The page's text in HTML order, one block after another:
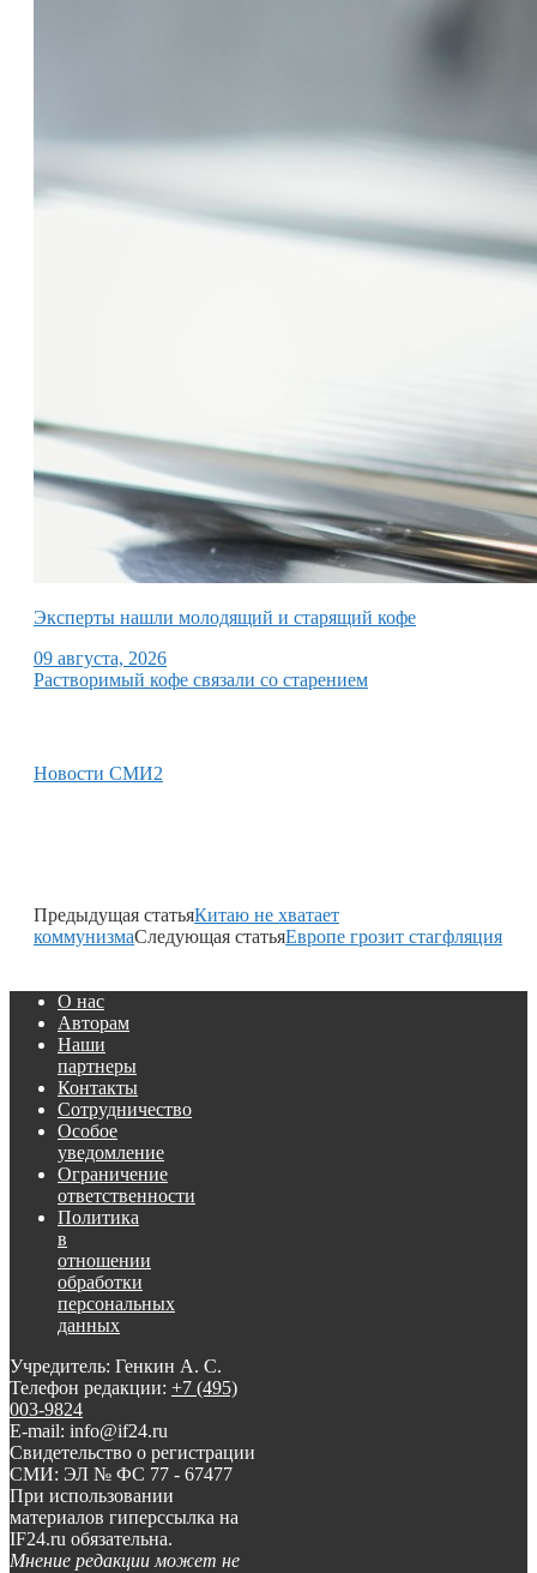
Эксперты нашли молодящий и старящий кофе
09 августа, 2026
Растворимый кофе связали со старением
Новости СМИ2
Предыдущая статьяКитаю не хватает
коммунизмаСледующая статьяЕвропе грозит стагфляция
О нас
Авторам
Наши
партнеры
Контакты
Сотрудничество
Особое
уведомление
Ограничение
ответственности
Политика
в
отношении
обработки
персональных
данных
Учредитель: Генкин А. С.
Телефон редакции: +7 (495)
003-9824
E-mail: info@if24.ru
Свидетельство о регистрации
СМИ: ЭЛ № ФС 77 - 67477
При использовании
материалов гиперссылка на
IF24.ru обязательна.
Мнение редакции может не